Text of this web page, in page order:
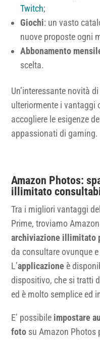
Twitch;
Giochi: un vasto
nuove proposte ogni
Abbonamento
scelta.
Un’interessante novità
ulteriormente i vantaggi
accogliere le esigenze
appassionati di gaming.
Amazon Photos:
illimitato
Tra i migliori vantaggi
Prime, troviamo
archiviazione illimitato
da consultare ovunque
L’applicazione è
dispositivo, che si tratti
ed è molto semplice ed
E’ possibile impostare
foto su Amazon Photos